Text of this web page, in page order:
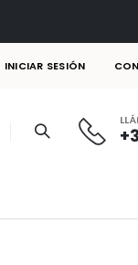
INICIAR SESIÓN